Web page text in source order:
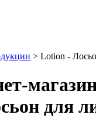
> Lotion -
для